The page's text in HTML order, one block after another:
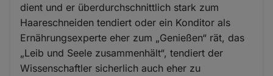
dient und er überdurchschnittlich stark zum
Haareschneiden tendiert oder ein Konditor als
Ernährungsexperte eher zum „Genießen“ rät, das
„Leib und Seele zusammenhält“, tendiert der
Wissenschaftler sicherlich auch eher zu